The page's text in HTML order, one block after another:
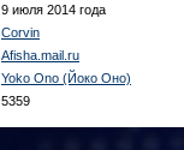
9 июля 2014 года
Corvin
Afisha.mail.ru
Yoko Ono (Йоко Оно)
5359